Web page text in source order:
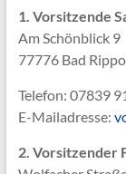
Jugendarbeit
u.v.m…
1. Vorsitzende
Am Schönblick 9
77776 Bad
Telefon: 07839
E-Mailadresse:
2. Vorsitzender